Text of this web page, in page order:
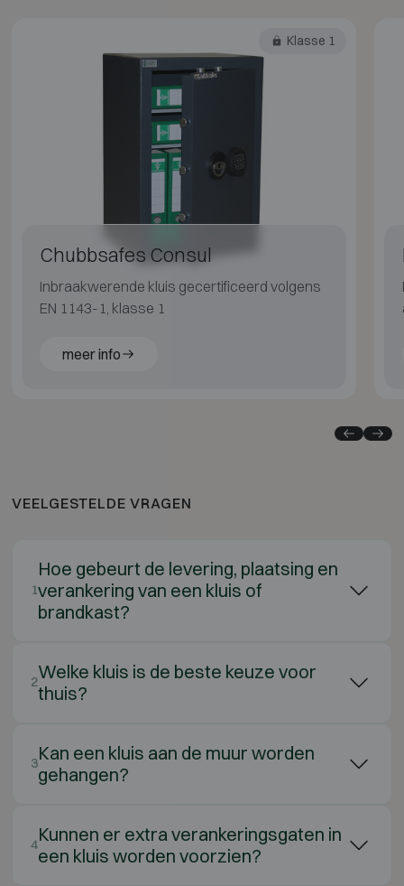
Klasse 1
Chubbsafes Consul
Inbraakwerende kluis gecertificeerd volgens
EN 1143-1, klasse 1
meer info
VEELGESTELDE VRAGEN
1
Hoe gebeurt de levering, plaatsing en
verankering van een kluis of
brandkast?
2Welke kluis is de beste keuze voor
thuis?
3Kan een kluis aan de muur worden
gehangen?
4Kunnen er extra verankeringsgaten in
een kluis worden voorzien?